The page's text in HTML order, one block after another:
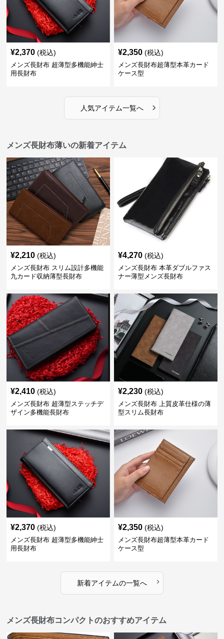
¥2,370 (税込)
メンズ長財布 超薄型多機能紳士
用長財布
¥2,350 (税込)
メンズ長財布超薄型本革カード
ケース型
人気アイテム一覧へ ›
メンズ長財布薄いの新着アイテム
¥2,210 (税込)
メンズ長財布 スリム設計多機能
九カード収納薄型長財布
¥4,270 (税込)
メンズ長財布 本革ダブルファス
ナー薄型メンズ長財布
¥2,410 (税込)
メンズ長財布 超薄型ステッチデ
ザイン多機能長財布
¥2,230 (税込)
メンズ長財布 上質皮革仕様の薄
型スリム長財布
¥2,370 (税込)
メンズ長財布 超薄型多機能紳士
用長財布
¥2,350 (税込)
メンズ長財布超薄型本革カード
ケース型
新着アイテムの一覧へ ›
メンズ長財布コンパクトのおすすめアイテム